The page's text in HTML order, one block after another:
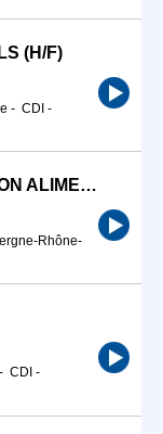
(H/F)
- CDI -
CHEF DE SECTEUR EPICERIE / NON ALIMENTAIRE (H/F)
Rhône-
- CDI -